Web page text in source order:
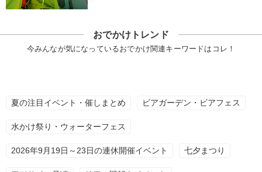
おでかけトレンド
今みんなが気になっているおでかけ関連キーワードはコレ！
夏の注目イベント・催しまとめ ビアガーデン・ビアフェス
水かけ祭り・ウォーターフェス
2026年9月19日～23日の連休開催イベント 七夕まつり